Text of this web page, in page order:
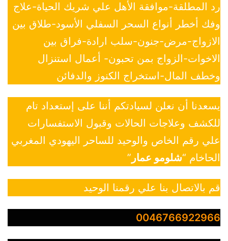
رد المطلقة-موافقة الأهل علي شريك الحياة-علاج
وفك أخطر أنواع السحر السفلي الأسود-طلاق بين
الازواج-مرض-جنون-سلب ارادة-فراق بين
الاخوات-الزواج بمن تحبون- أعمال استنزال
وخطف المال-استخراج الكنوز والدفائن
يسعدنا أن نعلن لسيادتكم أننا على إستعداد تام
للكشف وعلاجات الحالات وقبول الاستفسارات
علي رقم الخاص والوحيد للساحر اليهودي المغربي
الحاخام “شلومو عمار ”
قم بالاتصال بنا علي رقمنا الوحيد
0046766922966